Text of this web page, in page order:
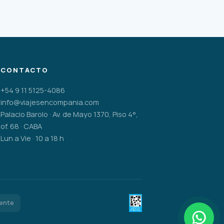
CONTACTO
+54 9 11 5125-4086
info@viajesencompania.com
Palacio Barolo · Av. de Mayo 1370, Piso 4°,
of. 68 · CABA
Lun a Vie · 10 a 18 h